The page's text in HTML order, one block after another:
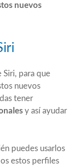
nuevos
para que
nuevos
tener
y así ayudar
puedes usarlos
estos perfiles